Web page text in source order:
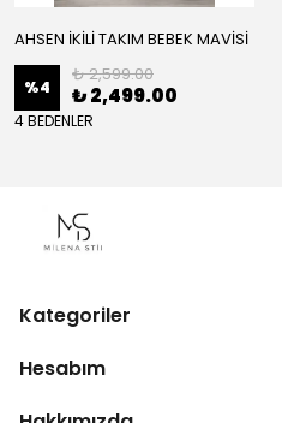
AHSEN İKİLİ TAKIM BEBEK MAVİSİ
%4
₺ 2,599.00
₺ 2,499.00
4 BEDENLER
Kategoriler
Hesabım